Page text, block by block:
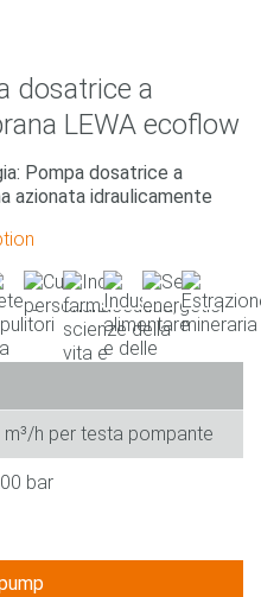
dosatrice a
LEWA ecoflow
Pompa dosatrice a
azionata idraulicamente
m³/h per testa pompante
bar